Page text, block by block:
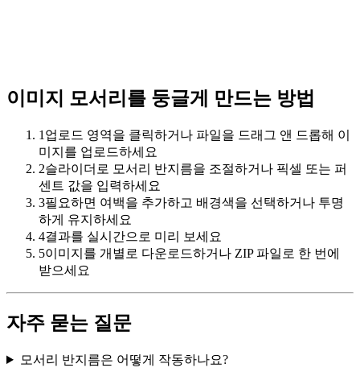
이미지 모서리를 둥글게 만드는 방법
1 업로드 영역을 클릭하거나 파일을 드래그 앤 드롭해 이
미지를 업로드하세요
2슬라이더로 모서리 반지름을 조절하거나 픽셀 또는 퍼
센트 값을 입력하세요
3필요하면 여백을 추가하고 배경색을 선택하거나 투명
하게 유지하세요
4결과를 실시간으로 미리 보세요
5이미지를 개별로 다운로드하거나 ZIP 파일로 한 번에
받으세요
자주 묻는 질문
모서리 반지름은 어떻게 작동하나요?